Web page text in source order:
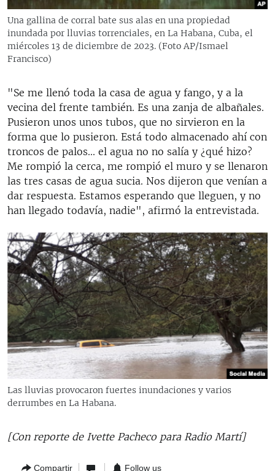
Una gallina de corral bate sus alas en una propiedad
inundada por lluvias torrenciales, en La Habana, Cuba, el
miércoles 13 de diciembre de 2023. (Foto AP/Ismael
Francisco)
"Se me llenó toda la casa de agua y fango, y a la
vecina del frente también. Es una zanja de albañales.
Pusieron unos unos tubos, que no sirvieron en la
forma que lo pusieron. Está todo almacenado ahí con
troncos de palos... el agua no no salía y ¿qué hizo?
Me rompió la cerca, me rompió el muro y se llenaron
las tres casas de agua sucia. Nos dijeron que venían a
dar respuesta. Estamos esperando que lleguen, y no
han llegado todavía, nadie", afirmó la entrevistada.
Las lluvias provocaron fuertes inundaciones y varios
derrumbes en La Habana.
[Con reporte de Ivette Pacheco para Radio Martí]
Compartir Follow us